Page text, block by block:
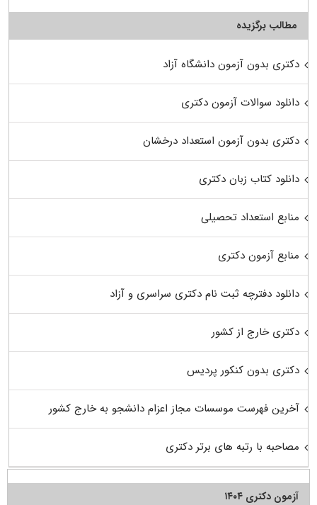
مطالب برگزیده
دکتری بدون آزمون دانشگاه آزاد
دانلود سوالات آزمون دکتری
دکتری بدون آزمون استعداد درخشان
دانلود کتاب زبان دکتری
منابع استعداد تحصیلی
منابع آزمون دکتری
دانلود دفترچه ثبت نام دکتری سراسری و آزاد
دکتری خارج از کشور
دکتری بدون کنکور پردیس
آخرین فهرست موسسات مجاز اعزام دانشجو به خارج کشور
مصاحبه با رتبه های برتر دکتری
آزمون دکتری ۱۴۰۴